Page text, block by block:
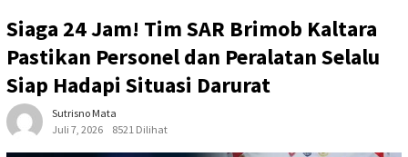
Siaga 24 Jam! Tim SAR Brimob Kaltara
Pastikan Personel dan Peralatan Selalu
Siap Hadapi Situasi Darurat
Sutrisno Mata
Juli 7, 2026
8521 Dilihat